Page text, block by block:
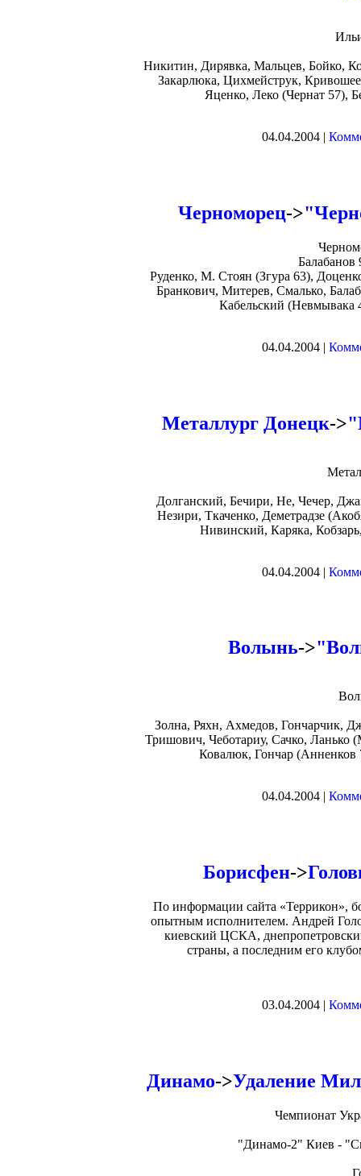
Никитин, Дирявка, Мальцев, Бойко,
Закарлюка, Цихмейструк,
Яценко, Леко (Чернат 57),
04.04.2004 |
Черноморец->
Балабанов
Руденко, М. Стоян (Згура 63),
Бранкович, Митерев, Смалько,
Кабельский (Невмывака
04.04.2004 |
Металлург Донецк->
Долганский, Бечири, Не, Чечер,
Незири, Ткаченко, Деметрадзе
Нивинский, Каряка,
04.04.2004 |
Волынь->
Золна, Ряхн, Ахмедов, Гончарчик,
Тришович, Чеботариу, Сачко,
Ковалюк, Гончар
04.04.2004 |
Борисфен->
По информации сайта «Террикон»,
опытным исполнителем. Андрей
киевский ЦСКА,
страны, а последним его
03.04.2004 |
Динамо->Удаление
Чемпионат
"Динамо-2" Киев -